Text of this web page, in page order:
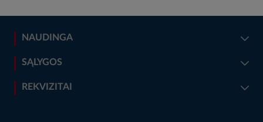
NAUDINGA
SĄLYGOS
REKVIZITAI